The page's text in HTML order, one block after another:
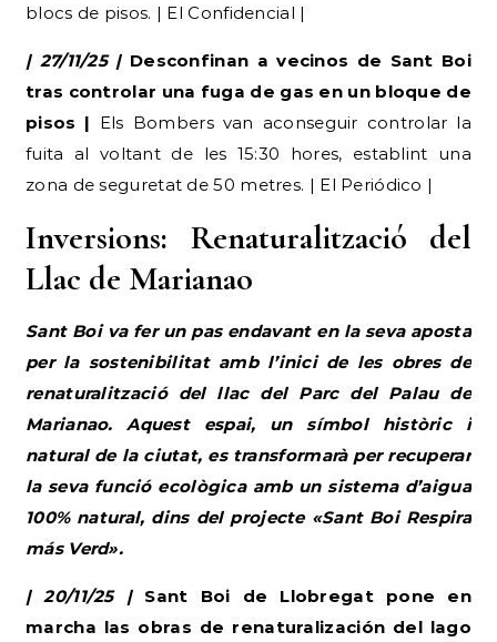
blocs de pisos. | El Confidencial |
| 27/11/25 |Desconfinan a vecinos de Sant Boi
tras controlar una fuga de gas en un bloque de
pisos | Els Bombers van aconseguir controlar la
fuita al voltant de les 15:30 hores, establint una
zona de seguretat de 50 metres. | El Periódico |
Inversions: Renaturalització del
Llac de Marianao
Sant Boi va fer un pas endavant en la seva aposta
per la sostenibilitat amb l’inici de les obres de
renaturalització del llac del Parc del Palau de
Marianao. Aquest espai, un símbol històric i
natural de la ciutat, es transformarà per recuperar
la seva funció ecològica amb un sistema d’aigua
100% natural, dins del projecte «Sant Boi Respira
más Verd».
| 20/11/25 | Sant Boi de Llobregat pone en
marcha las obras de renaturalización del lago